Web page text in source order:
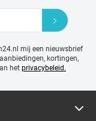
mij een nieuwsbrief
kortingen,
het privacybeleid.